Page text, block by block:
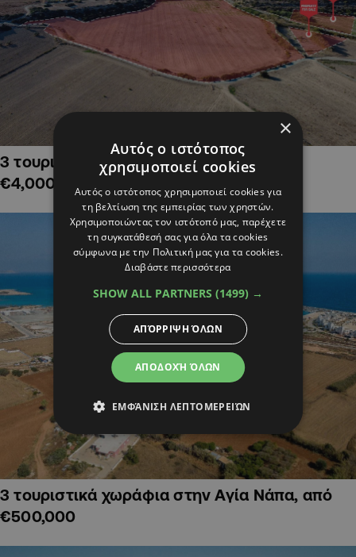
3 τουριστικά χωράφια στην Αλαμινό,
€4,000,000
3 τουριστικά χωράφια στην Αγία Νάπα, από
€500,000
×
Αυτός ο ιστότοπος
χρησιμοποιεί cookies
Αυτός ο ιστότοπος χρησιμοποιεί cookies για
τη βελτίωση της εμπειρίας των χρηστών.
Χρησιμοποιώντας τον ιστότοπό μας, παρέχετε
τη συγκατάθεσή σας για όλα τα cookies
σύμφωνα με την Πολιτική μας για τα cookies.
Διαβάστε περισσότερα
SHOW ALL PARTNERS (1499) →
ΑΠΟΔΟΧΉ ΌΛΩΝ
ΑΠΌΡΡΙΨΗ ΌΛΩΝ
ΕΜΦΆΝΙΣΗ ΛΕΠΤΟΜΕΡΕΙΏΝ